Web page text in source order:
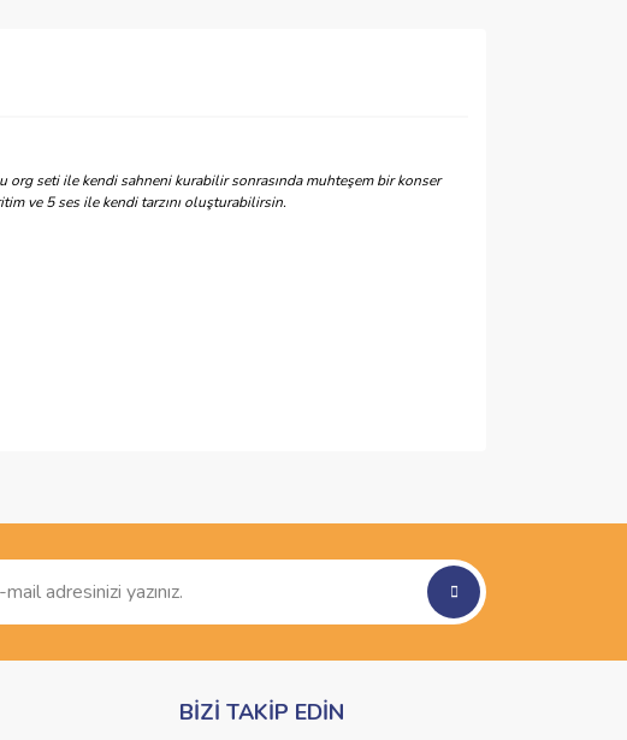
seti ile kendi sahneni kurabilir sonrasında muhteşem bir konser
ve 5 ses ile kendi tarzını oluşturabilirsin.
BİZİ TAKİP EDİN